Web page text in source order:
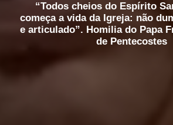
“Todos cheios do Espírito
começa a vida da Igreja: não
e articulado”. Homilia do Papa
de Pentecostes